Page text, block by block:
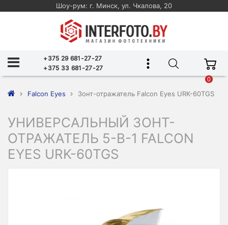
Шоу-рум: г. Минск, ул. Чкалова, 20
+375 29 681-27-27
+375 33 681-27-27
0
Falcon Eyes Зонт-отражатель Falcon Eyes URK-60TGS
УНИВЕРСАЛЬНЫЙ ЗОНТ-
ОТРАЖАТЕЛЬ 5-В-1 FALCON
EYES URK-60TGS